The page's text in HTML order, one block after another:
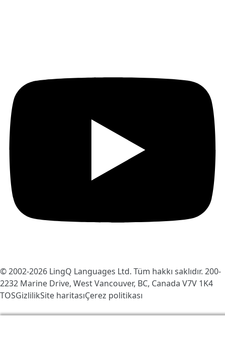
© 2002-2026 LingQ Languages Ltd. Tüm hakkı saklıdır. 200-
2232 Marine Drive, West Vancouver, BC, Canada V7V 1K4
TOSGizlilikSite haritasıÇerez politikası